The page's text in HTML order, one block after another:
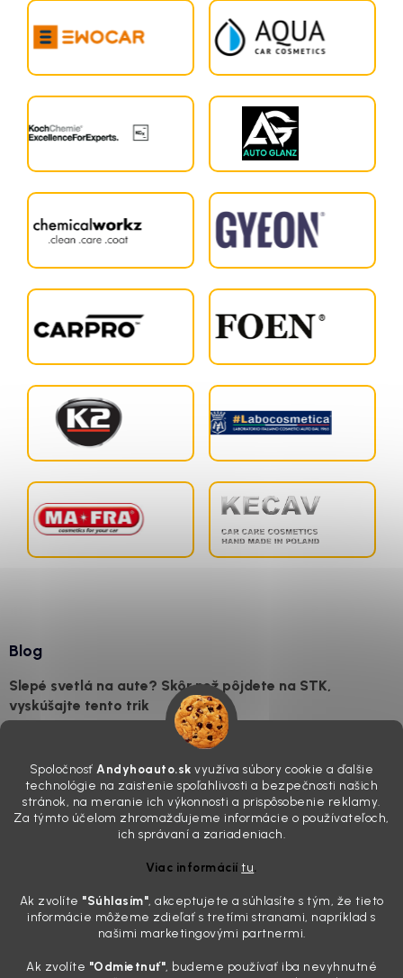
Spoločnosť Andyhoauto.sk využíva súbory cookie a ďalšie
technológie na zaistenie spoľahlivosti a bezpečnosti našich
stránok, na meranie ich výkonnosti a prispôsobenie reklamy.
Za týmto účelom zhromažďujeme informácie o používateľoch,
ich správaní a zariadeniach.
Viac informáciítu.
Ak zvolíte "Súhlasím", akceptujete a súhlasíte s tým, že tieto
informácie môžeme zdieľať s tretími stranami, napríklad s
našimi marketingovými partnermi.
Ak zvolíte "Odmietnuť", budeme používať iba nevyhnutné
Blog
Slepé svetlá na aute? Skôr než pôjdete na STK,
vyskúšajte tento trik
skutočnosti je? Často za to môžu práve „slepé“ svetlomety. Ten
mliečny, drsný povrch nie je len estetická vada. Keď slnko a soľ urobia
svoje, plexisklo začne svetlo rozptyľovať namiesto to...
Zabudnite na handru. Ak chcete mať auto naozaj čisté,
Poznáte ten moment. Vonku svieti slnko, vy sedíte v čerstvo
„upratanom“ aute, no pri pohľade na palubnú dosku vás ide poraziť. V
mriežkach ventilácie, okolo tlačidiel a v švíkoch sedačiek na vás stále
drzo pozerá prach. Handra ani vysávač tam jednodu...